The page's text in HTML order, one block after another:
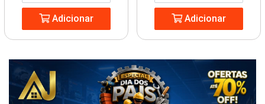
Adicionar Adicionar